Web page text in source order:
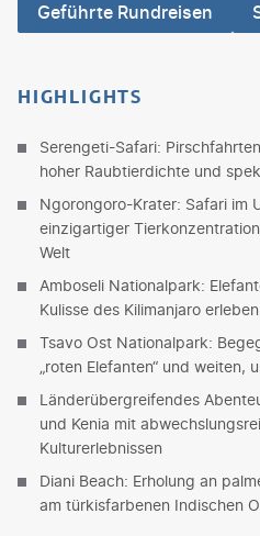
Geführte Rundreisen
HIGHLIGHTS
Serengeti-Safari:
hoher Raubtierdichte und
Ngorongoro-Krater: Safari im
einzigartiger
Welt
Amboseli Nationalpark:
Kulisse des Kilimanjaro erleben
Tsavo Ost Nationalpark:
„roten Elefanten“ und weiten,
Länderübergreifendes
und Kenia mit
Kulturerlebnissen
Diani Beach: Erholung an
am türkisfarbenen Indischen